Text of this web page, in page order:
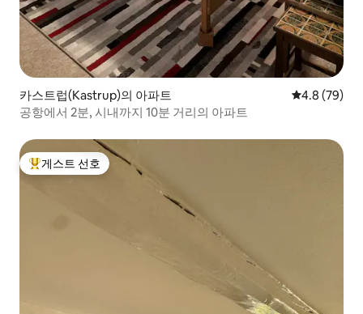
카스트럽(Kastrup)의 아파트 평점 4.8점(5
4.8 (79)
공항에서 2분, 시내까지 10분 거리의 아파트
상위 게스트 선호
게스트 선호